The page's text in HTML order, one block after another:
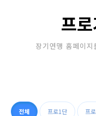
프
장기연맹 홈페이
전체 프로1단 프